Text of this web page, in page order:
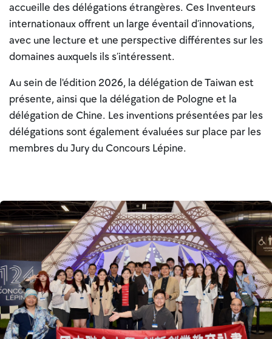
accueille des délégations étrangères. Ces Inventeurs
internationaux offrent un large éventail d’innovations,
avec une lecture et une perspective différentes sur les
domaines auxquels ils s’intéressent.
Au sein de l'édition 2026, la délégation de Taiwan est
présente, ainsi que la délégation de Pologne et la
délégation de Chine. Les inventions présentées par les
délégations sont également évaluées sur place par les
membres du Jury du Concours Lépine.